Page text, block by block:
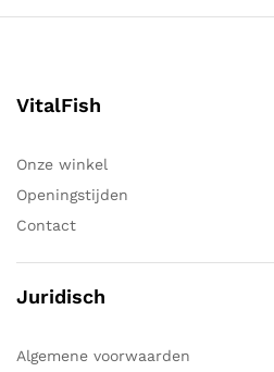
VitalFish
Onze winkel
Openingstijden
Contact
Juridisch
Algemene voorwaarden